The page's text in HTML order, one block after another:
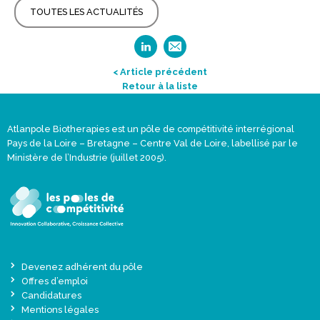
TOUTES LES ACTUALITÉS
< Article précédent
Retour à la liste
Atlanpole Biotherapies est un pôle de compétitivité interrégional
Pays de la Loire – Bretagne – Centre Val de Loire, labellisé par le
Ministère de l’Industrie (juillet 2005).
Devenez adhérent du pôle
Offres d’emploi
Candidatures
Mentions légales